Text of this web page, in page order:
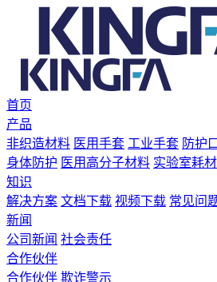
首页
产品
非织造材料 医用手套 工业手套 防护
身体防护 医用高分子材料 实验室耗材
知识
解决方案 文档下载 视频下载 常见问
新闻
公司新闻 社会责任
合作伙伴
合作伙伴 欺诈警示